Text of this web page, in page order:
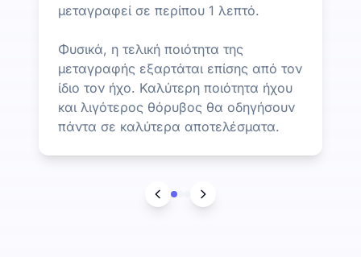
μεταγραφεί σε περίπου 1 λεπτό.
Φυσικά, η τελική ποιότητα της
μεταγραφής εξαρτάται επίσης από τον
ίδιο τον ήχο. Καλύτερη ποιότητα ήχου
και λιγότερος θόρυβος θα οδηγήσουν
πάντα σε καλύτερα αποτελέσματα.